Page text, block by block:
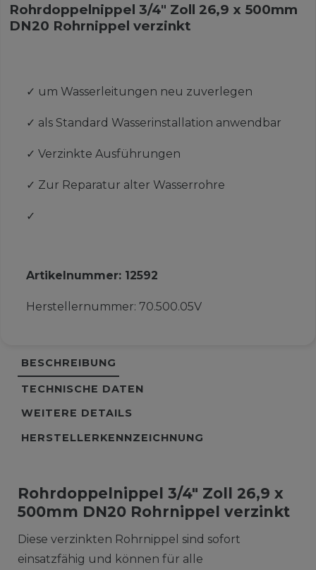
Rohrdoppelnippel 3/4" Zoll 26,9 x 500mm
DN20 Rohrnippel verzinkt
✓ um Wasserleitungen neu zuverlegen
✓ als Standard Wasserinstallation anwendbar
✓ Verzinkte Ausführungen
✓ Zur Reparatur alter Wasserrohre
✓
Artikelnummer: 12592
Herstellernummer: 70.500.05V
BESCHREIBUNG
TECHNISCHE DATEN
WEITERE DETAILS
HERSTELLERKENNZEICHNUNG
Rohrdoppelnippel 3/4" Zoll 26,9 x
500mm DN20 Rohrnippel verzinkt
Diese verzinkten Rohrnippel sind sofort
einsatzfähig und können für alle